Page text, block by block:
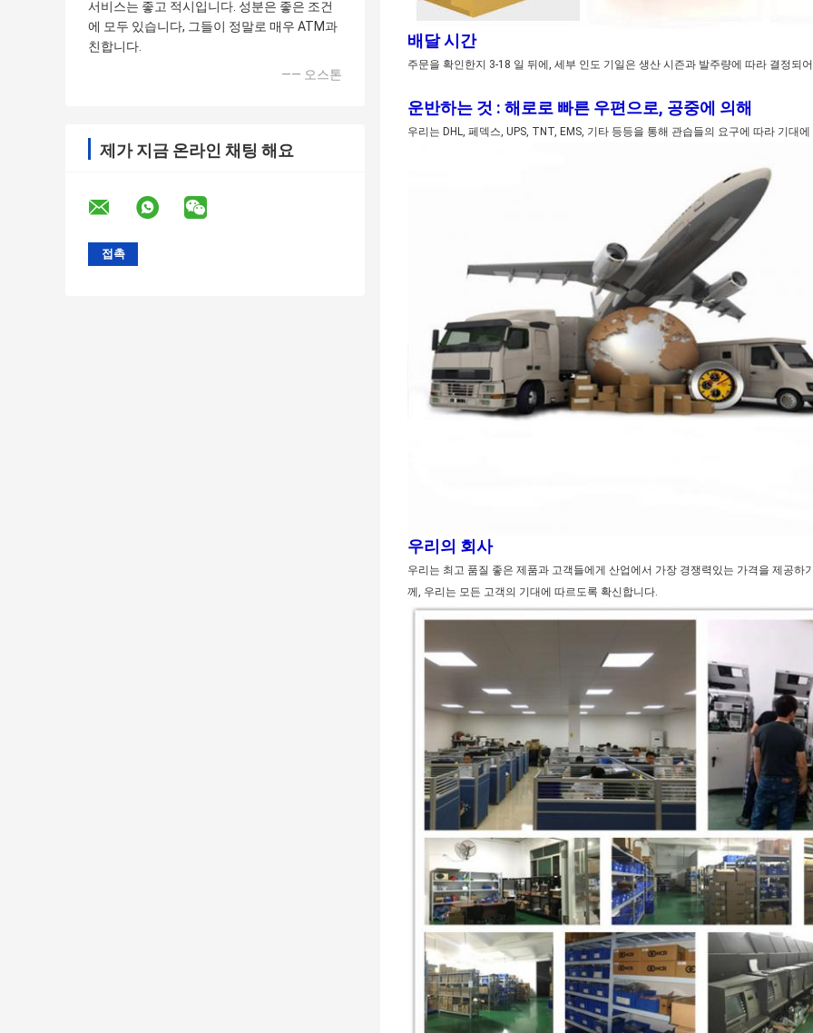
서비스는 좋고 적시입니다. 성분은 좋은 조건
에 모두 있습니다, 그들이 정말로 매우 ATM과
친합니다.
—— 오스톤
제가 지금 온라인 채팅 해요
배달 시간
주문을 확인한지 3-18 일 뒤에, 세부 인도 기일은 생산 시즌과 발주량에 따라 결정되
운반하는 것 : 해로로 빠른 우편으로, 공중에 의해
우리는 DHL, 페덱스, UPS, TNT, EMS, 기타 등등을 통해 관습들의 요구에 따라 기대
우리의 회사
우리는 최고 품질 좋은 제품과 고객들에게 산업에서 가장 경쟁력있는 가격을 제공
께, 우리는 모든 고객의 기대에 따르도록 확신합니다.